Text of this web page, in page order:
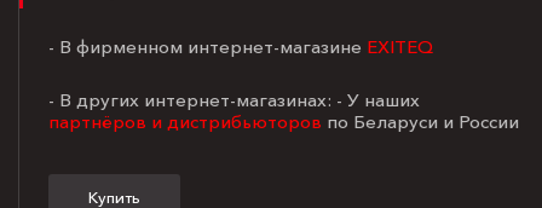
- В фирменном интернет-магазине EXITEQ
- В других интернет-магазинах: - У наших
партнёров и дистрибьюторов по Беларуси и России
Купить